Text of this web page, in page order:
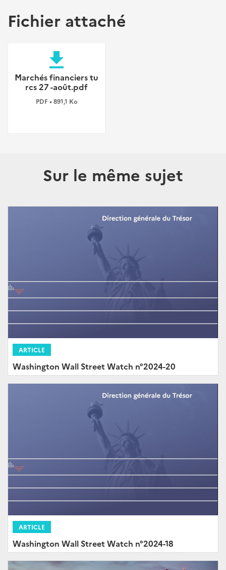
Fichier attaché
file_download
Marchés financiers tu
rcs 27 -août.pdf
PDF • 891,1 Ko
Sur le même sujet
ARTICLE
Washington Wall Street Watch n°2024-20
ARTICLE
Washington Wall Street Watch n°2024-18